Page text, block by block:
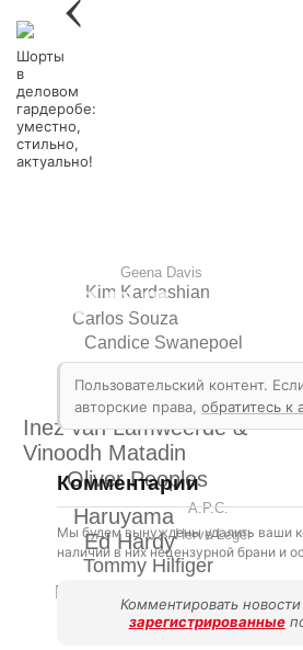
Шорты
в
деловом
гардеробе:
уместно,
стильно,
актуально!
Oliver Peoples
Inez van Lamweerde &
Vinoodh Matadin
Haruyama
Ed Hardy
Tommy Hilfiger
Versace
Renee Zellweger
Candice Swanepoel
Nine West
Carlos Souza
Emmanuelle Alt
Giles
Kim Kardashian
A.P.C.
Geena Davis
Herve Leger
Zac Posen
Пользовательский контент.
авторские права,обратитесь к
Комментарии
Мы будем вынуждены удалить ваши
наличии в них нецензурной брани и
Комментировать
зарегистрированные